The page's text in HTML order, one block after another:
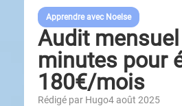
Apprendre avec Noelse
Audit
minutes pour
180€/mois
Rédigé par Hugo4 août 2025